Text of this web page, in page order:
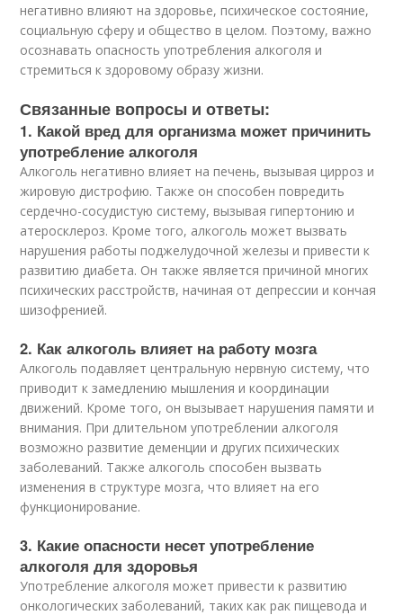
негативно влияют на здоровье, психическое состояние,
социальную сферу и общество в целом. Поэтому, важно
осознавать опасность употребления алкоголя и
стремиться к здоровому образу жизни.
Связанные вопросы и ответы:
1. Какой вред для организма может причинить
употребление алкоголя
Алкоголь негативно влияет на печень, вызывая цирроз и
жировую дистрофию. Также он способен повредить
сердечно-сосудистую систему, вызывая гипертонию и
атеросклероз. Кроме того, алкоголь может вызвать
нарушения работы поджелудочной железы и привести к
развитию диабета. Он также является причиной многих
психических расстройств, начиная от депрессии и кончая
шизофренией.
2. Как алкоголь влияет на работу мозга
Алкоголь подавляет центральную нервную систему, что
приводит к замедлению мышления и координации
движений. Кроме того, он вызывает нарушения памяти и
внимания. При длительном употреблении алкоголя
возможно развитие деменции и других психических
заболеваний. Также алкоголь способен вызвать
изменения в структуре мозга, что влияет на его
функционирование.
3. Какие опасности несет употребление
алкоголя для здоровья
Употребление алкоголя может привести к развитию
онкологических заболеваний, таких как рак пищевода и